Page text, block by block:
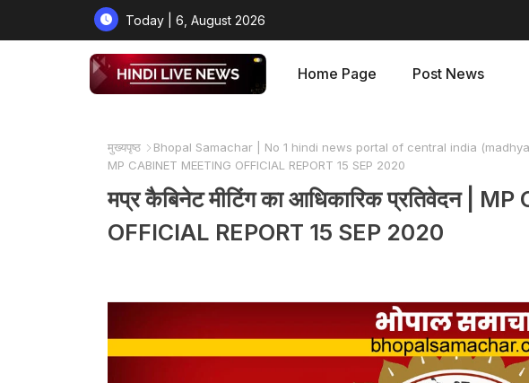
Today | 6, August 2026
Home Page Post News
मुख्यपृष्ठ Bhopal Samachar | No 1 hindi news portal of central india
MP CABINET MEETING OFFICIAL REPORT 15 SEP 2020
मप्र कैबिनेट मीटिंग का आधिकारिक प्रतिवेदन |
OFFICIAL REPORT 15 SEP 2020